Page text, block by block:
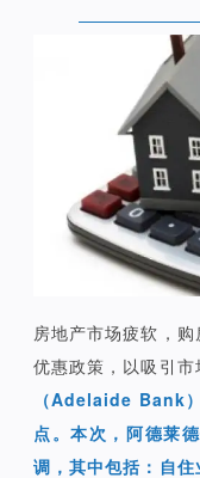
房地产市场疲软，
优惠政策，以吸引
（Adelaide Bank
点。本次，阿德莱
调，其中包括：自住